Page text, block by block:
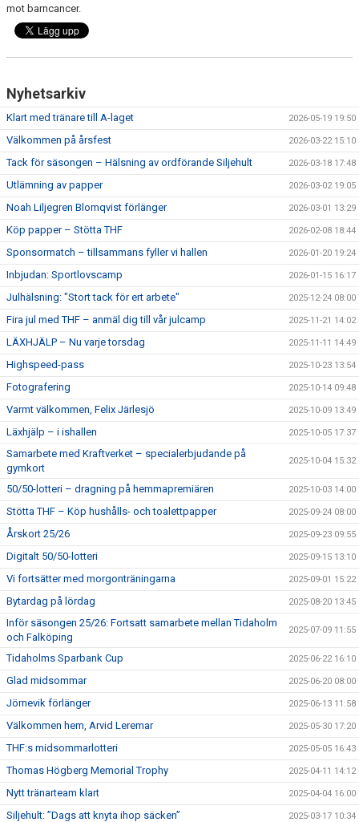
mot barncancer.
Nyhetsarkiv
Klart med tränare till A-laget 2026-05-19 19:50
Välkommen på årsfest 2026-03-22 15:10
Tack för säsongen – Hälsning av ordförande Siljehult 2026-03-18 17:48
Utlämning av papper 2026-03-02 19:05
Noah Liljegren Blomqvist förlänger 2026-03-01 13:29
Köp papper – Stötta THF 2026-02-08 18:44
Sponsormatch – tillsammans fyller vi hallen 2026-01-20 19:24
Inbjudan: Sportlovscamp 2026-01-15 16:17
Julhälsning: "Stort tack för ert arbete" 2025-12-24 08:00
Fira jul med THF – anmäl dig till vår julcamp 2025-11-21 14:02
LÄXHJÄLP – Nu varje torsdag 2025-11-11 14:49
Highspeed-pass 2025-10-23 13:54
Fotografering 2025-10-14 09:48
Varmt välkommen, Felix Järlesjö 2025-10-09 13:49
Läxhjälp – i ishallen 2025-10-05 17:37
Samarbete med Kraftverket – specialerbjudande på
gymkort
2025-10-04 15:32
50/50-lotteri – dragning på hemmapremiären 2025-10-03 14:00
Stötta THF – Köp hushålls- och toalettpapper 2025-09-24 08:00
Årskort 25/26 2025-09-23 09:55
Digitalt 50/50-lotteri 2025-09-15 13:10
Vi fortsätter med morgonträningarna 2025-09-01 15:22
Bytardag på lördag 2025-08-20 13:45
Inför säsongen 25/26: Fortsatt samarbete mellan Tidaholm
och Falköping
2025-07-09 11:55
Tidaholms Sparbank Cup 2025-06-22 16:10
Glad midsommar 2025-06-20 08:00
Jörnevik förlänger 2025-06-13 11:58
Välkommen hem, Arvid Leremar 2025-05-30 17:20
THF:s midsommarlotteri 2025-05-05 16:43
Thomas Högberg Memorial Trophy 2025-04-11 14:12
Nytt tränarteam klart 2025-04-04 16:00
Siljehult: ”Dags att knyta ihop säcken” 2025-03-17 10:34